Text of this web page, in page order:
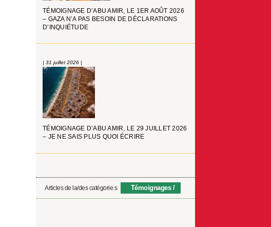
TÉMOIGNAGE D’ABU AMIR, LE 1ER AOÛT 2026
– GAZA N’A PAS BESOIN DE DÉCLARATIONS
D’INQUIÉTUDE
| 31 juillet 2026 |
TÉMOIGNAGE D’ABU AMIR, LE 29 JUILLET 2026
– JE NE SAIS PLUS QUOI ÉCRIRE
Articles de la/des catégorie.s Témoignages